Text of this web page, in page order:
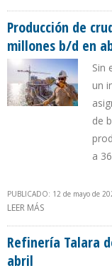
Producción de
millones b/d en
Sin
un
de
a
PUBLICADO: 12 de mayo de
LEER MÁS
Refinería Talara
abril